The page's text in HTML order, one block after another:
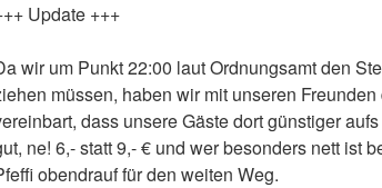
Update +++
wir um Punkt 22:00 laut Ordnungsamt den
müssen, haben wir mit unseren
dass unsere Gäste dort günstiger
ne! 6,- statt 9,- € und wer besonders nett ist
obendrauf für den weiten Weg.